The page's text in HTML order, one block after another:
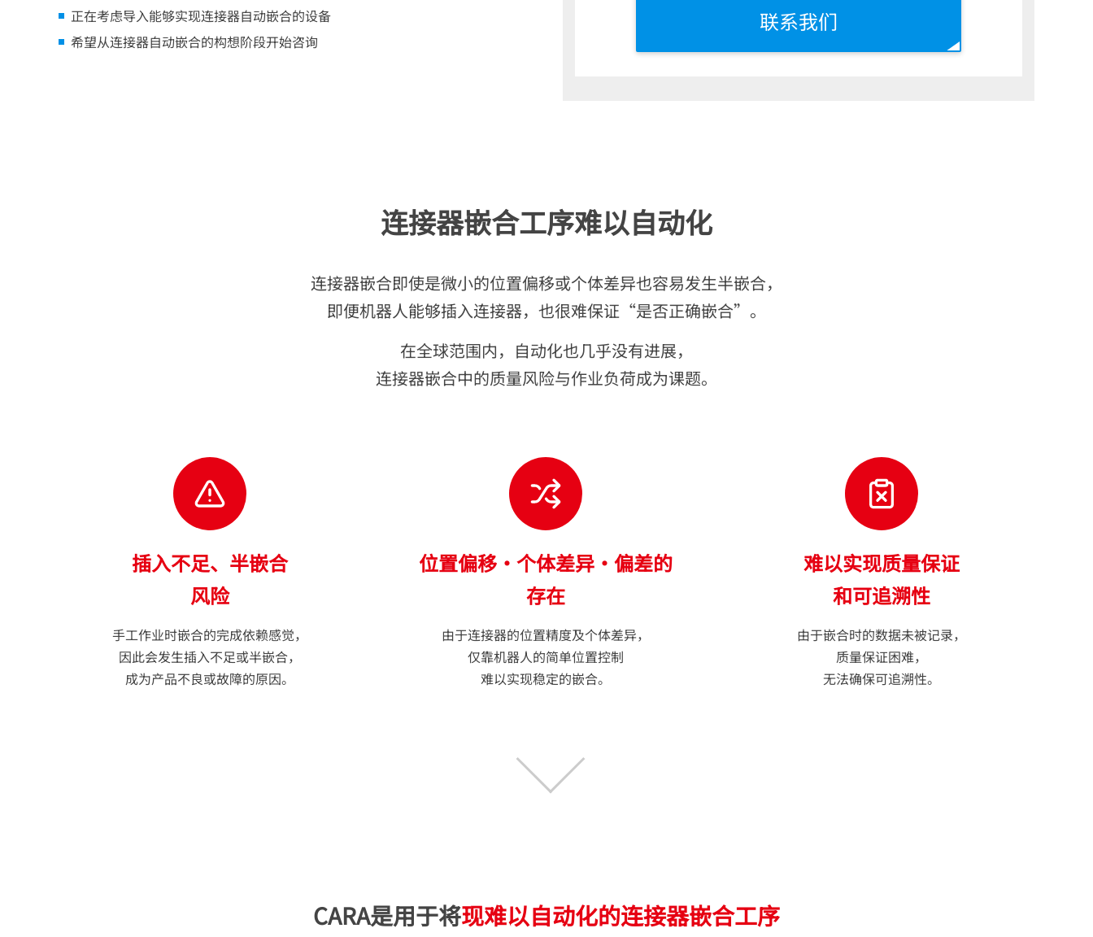
正在考虑导入能够实现连接器自动嵌合的设备
希望从连接器自动嵌合的构想阶段开始咨询
联系我们
连接器嵌合工序难以自动化
连接器嵌合即使是微小的位置偏移或个体差异也容易发生半嵌合，
即便机器人能够插入连接器，也很难保证“是否正确嵌合”。
在全球范围内，自动化也几乎没有进展，
连接器嵌合中的质量风险与作业负荷成为课题。
插入不足、半嵌合
风险
手工作业时嵌合的完成依赖感觉，
因此会发生插入不足或半嵌合，
成为产品不良或故障的原因。
位置偏移・个体差异・偏差的
存在
由于连接器的位置精度及个体差异，
仅靠机器人的简单位置控制
难以实现稳定的嵌合。
难以实现质量保证
和可追溯性
由于嵌合时的数据未被记录，
质量保证困难，
无法确保可追溯性。
CARA是用于将现难以自动化的连接器嵌合工序